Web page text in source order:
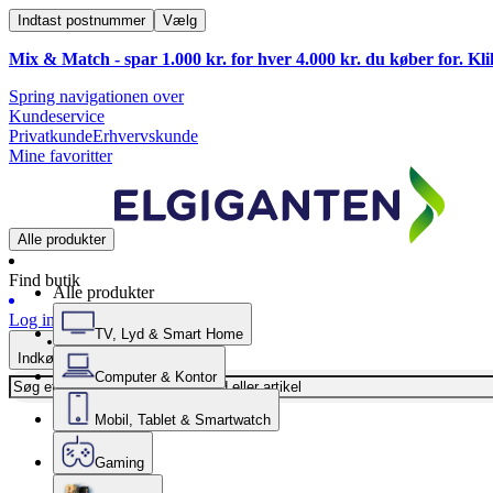
Indtast postnummer Vælg
Mix & Match - spar 1.000 kr. for hver 4.000 kr. du køber for.
Spring navigationen over
Kundeservice
PrivatkundeErhvervskunde
Mine favoritter
Alle produkter
Find butik
Log ind
Indkøbskurv
Alle produkter
TV, Lyd & Smart Home
Computer & Kontor
Mobil, Tablet & Smartwatch
Gaming